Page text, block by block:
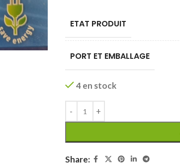
ETAT PRODUIT
PORT ET EMBALLAGE
4 en stock
Share: